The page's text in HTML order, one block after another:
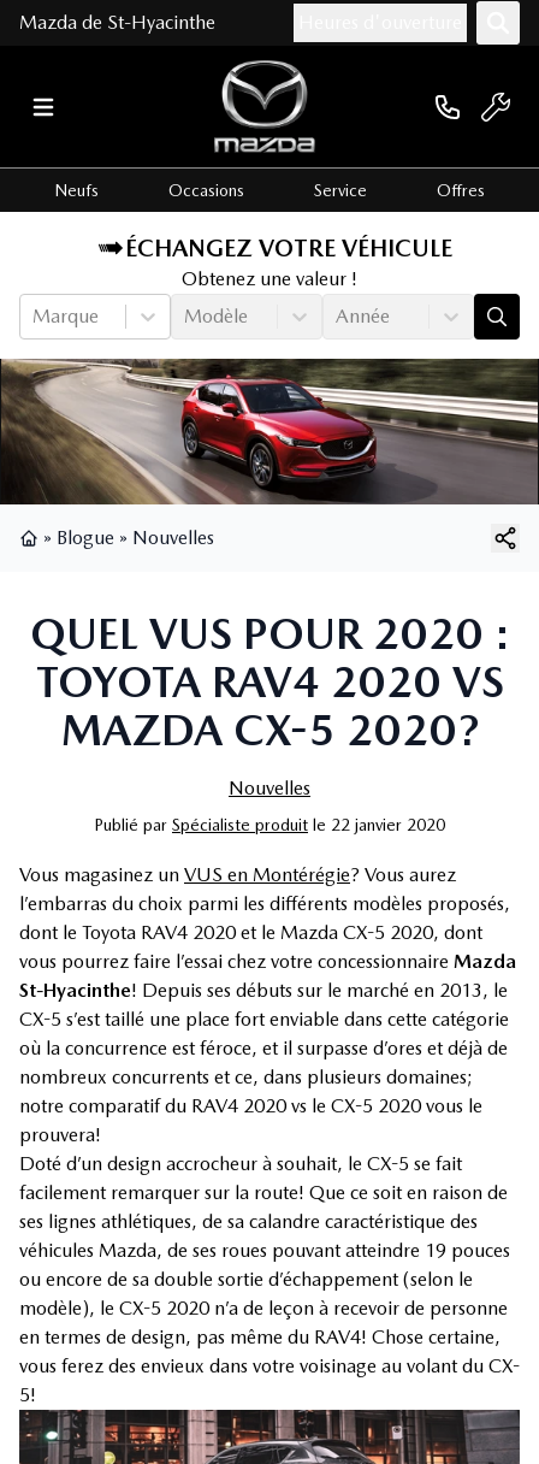
Mazda de St-Hyacinthe
Neufs Occasions Service Offres
ÉCHANGEZ VOTRE VÉHICULE
Obtenez une valeur !
Marque
Modèle Année
» Blogue » Nouvelles
QUEL VUS POUR 2020 :
TOYOTA RAV4 2020 VS
MAZDA CX-5 2020?
Nouvelles
Publié par Spécialiste produit le 22 janvier 2020
Vous magasinez un VUS en Montérégie? Vous aurez
l’embarras du choix parmi les différents modèles proposés,
dont le Toyota RAV4 2020 et le Mazda CX-5 2020, dont
vous pourrez faire l’essai chez votre concessionnaire Mazda
St-Hyacinthe! Depuis ses débuts sur le marché en 2013, le
CX-5 s’est taillé une place fort enviable dans cette catégorie
où la concurrence est féroce, et il surpasse d’ores et déjà de
nombreux concurrents et ce, dans plusieurs domaines;
notre comparatif du RAV4 2020 vs le CX-5 2020 vous le
prouvera!
Doté d’un design accrocheur à souhait, le CX-5 se fait
facilement remarquer sur la route! Que ce soit en raison de
ses lignes athlétiques, de sa calandre caractéristique des
véhicules Mazda, de ses roues pouvant atteindre 19 pouces
ou encore de sa double sortie d’échappement (selon le
modèle), le CX-5 2020 n’a de leçon à recevoir de personne
en termes de design, pas même du RAV4! Chose certaine,
vous ferez des envieux dans votre voisinage au volant du CX-
5!